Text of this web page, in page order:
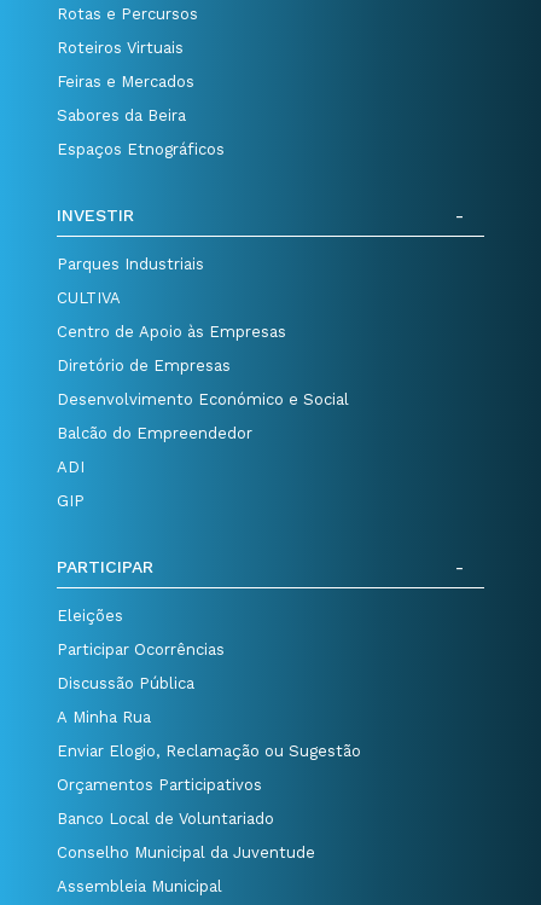
Rotas e Percursos
Roteiros Virtuais
Feiras e Mercados
Sabores da Beira
Espaços Etnográficos
INVESTIR
Parques Industriais
CULTIVA
Centro de Apoio às Empresas
Diretório de Empresas
Desenvolvimento Económico e Social
Balcão do Empreendedor
ADI
GIP
PARTICIPAR
Eleições
Participar Ocorrências
Discussão Pública
A Minha Rua
Enviar Elogio, Reclamação ou Sugestão
Orçamentos Participativos
Banco Local de Voluntariado
Conselho Municipal da Juventude
Assembleia Municipal